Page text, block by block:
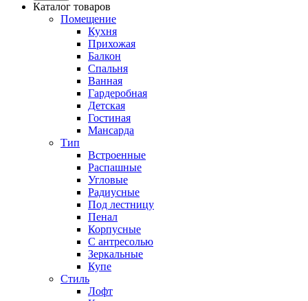
Каталог товаров
Помещение
Кухня
Прихожая
Балкон
Спальня
Ванная
Гардеробная
Детская
Гостиная
Мансарда
Тип
Встроенные
Распашные
Угловые
Радиусные
Под лестницу
Пенал
Корпусные
С антресолью
Зеркальные
Купе
Стиль
Лофт